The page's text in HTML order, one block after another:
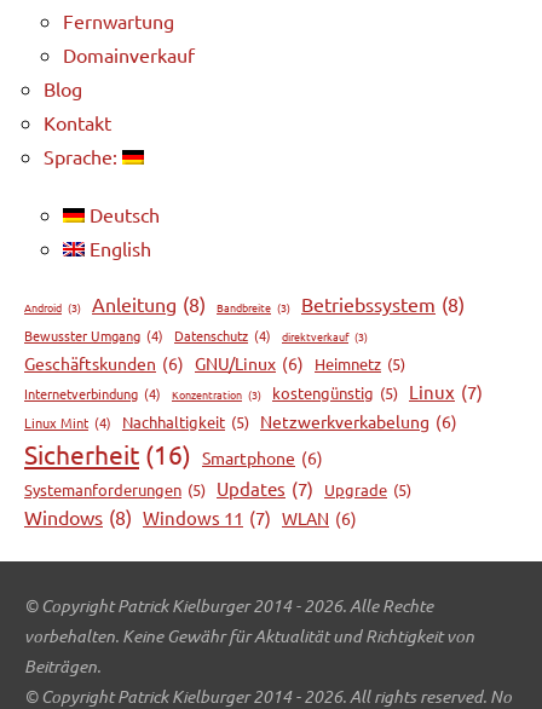
Fernwartung
Domainverkauf
Blog
Kontakt
Sprache:
Deutsch
English
Android (3) Anleitung (8) Bandbreite (3) Betriebssystem (8)
Bewusster Umgang (4) Datenschutz (4) direktverkauf (3)
Geschäftskunden (6) GNU/Linux (6) Heimnetz (5)
Internetverbindung (4) Konzentration (3) kostengünstig (5) Linux (7)
Linux Mint (4) Nachhaltigkeit (5) Netzwerkverkabelung (6)
Sicherheit (16) Smartphone (6)
Systemanforderungen (5) Updates (7) Upgrade (5)
Windows (8) Windows 11 (7) WLAN (6)
© Copyright Patrick Kielburger 2014 - 2026. Alle Rechte
vorbehalten. Keine Gewähr für Aktualität und Richtigkeit von
Beiträgen.
© Copyright Patrick Kielburger 2014 - 2026. All rights reserved. No